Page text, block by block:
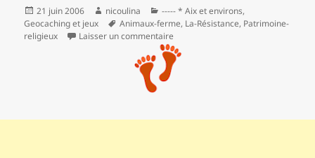
Publié
le
21 juin 2006 Auteur
nicoulina Catégories
----- * Aix et environs,
Geocaching et jeux
Mots-
clés
Animaux-ferme, La-Résistance, Patrimoine-
religieux
Laisser un commentaire